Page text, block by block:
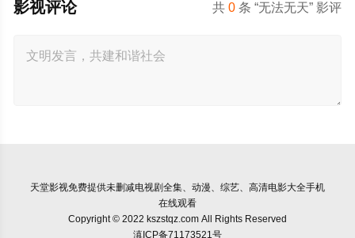
共0 条 “无法无天” 影评
影视评论
天堂影视免费提供未删减电视剧全集、动漫、综艺、高清电影大全手机
在线观看
Copyright © 2022 kszstqz.com All Rights Reserved
滇ICP备71173521号